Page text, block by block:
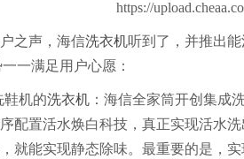
之声，海信洗衣机听到了，并推出
一满足用户心愿：
机的洗衣机 ：海信全家筒开创集成
配置活水焕白科技，真正实现活水
就能实现静态除味。最重要的是，